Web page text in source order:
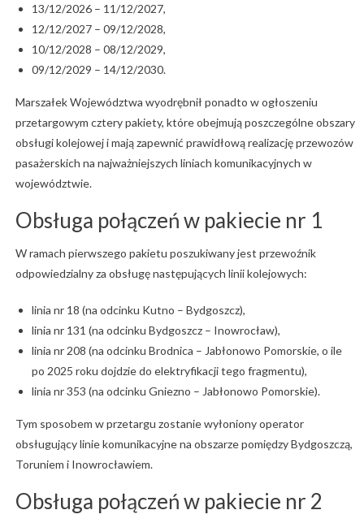
13/12/2026 – 11/12/2027,
12/12/2027 – 09/12/2028,
10/12/2028 – 08/12/2029,
09/12/2029 – 14/12/2030.
Marszałek Województwa wyodrębnił ponadto w ogłoszeniu
przetargowym cztery pakiety, które obejmują poszczególne obszary
obsługi kolejowej i mają zapewnić prawidłową realizację przewozów
pasażerskich na najważniejszych liniach komunikacyjnych w
województwie.
Obsługa połączeń w pakiecie nr 1
W ramach pierwszego pakietu poszukiwany jest przewoźnik
odpowiedzialny za obsługę następujących linii kolejowych:
linia nr 18 (na odcinku Kutno – Bydgoszcz),
linia nr 131 (na odcinku Bydgoszcz – Inowrocław),
linia nr 208 (na odcinku Brodnica – Jabłonowo Pomorskie, o ile
po 2025 roku dojdzie do elektryfikacji tego fragmentu),
linia nr 353 (na odcinku Gniezno – Jabłonowo Pomorskie).
Tym sposobem w przetargu zostanie wyłoniony operator
obsługujący linie komunikacyjne na obszarze pomiędzy Bydgoszczą,
Toruniem i Inowrocławiem.
Obsługa połączeń w pakiecie nr 2